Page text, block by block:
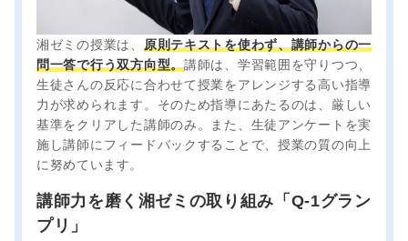
湘ゼミの授業は、 原則テキストを使わず、講師からの一
問一答で行う双方向型。講師は、学習範囲を守りつつ、
生徒さんの反応に合わせて授業をアレンジする高い指導
力が求められます。そのため指導にあたるのは、厳しい
基準をクリアした講師のみ。また、生徒アンケートを実
施し講師にフィードバックすることで、授業の質の向上
に努めています。
講師力を磨く湘ゼミの取り組み「Q-1グラン
プリ」